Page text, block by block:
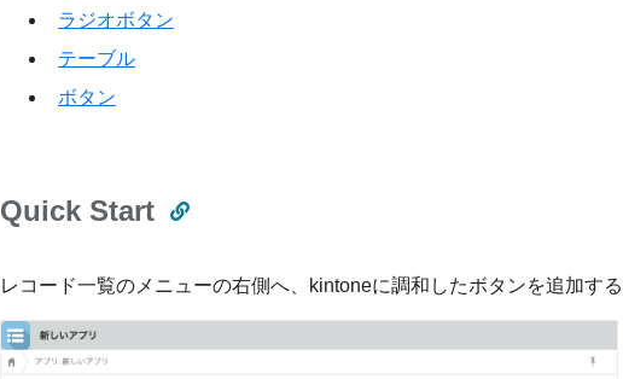
ラジオボタン
テーブル
ボタン
Quick Start
レコード一覧のメニューの右側へ、kintoneに調和したボタンを追加する